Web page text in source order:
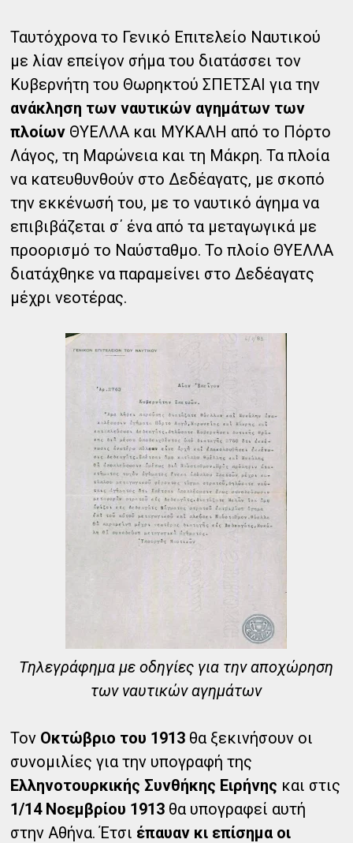
Ταυτόχρονα το Γενικό Επιτελείο Ναυτικού
με λίαν επείγον σήμα του διατάσσει τον
Κυβερνήτη του Θωρηκτού ΣΠΕΤΣΑΙ για την
ανάκληση των ναυτικών αγημάτων των
πλοίων ΘΥΕΛΛΑ και ΜΥΚΑΛΗ από το Πόρτο
Λάγος, τη Μαρώνεια και τη Μάκρη. Τα πλοία
να κατευθυνθούν στο Δεδέαγατς, με σκοπό
την εκκένωσή του, με το ναυτικό άγημα να
επιβιβάζεται σ΄ ένα από τα μεταγωγικά με
προορισμό το Ναύσταθμο. Το πλοίο ΘΥΕΛΛΑ
διατάχθηκε να παραμείνει στο Δεδέαγατς
μέχρι νεοτέρας.
Τηλεγράφημα με οδηγίες για την αποχώρηση
των ναυτικών αγημάτων
Τον Οκτώβριο του 1913 θα ξεκινήσουν οι
συνομιλίες για την υπογραφή της
Ελληνοτουρκικής Συνθήκης Ειρήνης και στις
1/14 Νοεμβρίου 1913 θα υπογραφεί αυτή
στην Αθήνα. Έτσι έπαυαν κι επίσημα οι